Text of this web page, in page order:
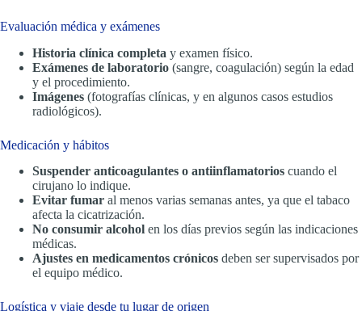
Evaluación médica y exámenes
Historia clínica completa y examen físico.
Exámenes de laboratorio (sangre, coagulación) según la edad
y el procedimiento.
Imágenes (fotografías clínicas, y en algunos casos estudios
radiológicos).
Medicación y hábitos
Suspender anticoagulantes o antiinflamatorios cuando el
cirujano lo indique.
Evitar fumar al menos varias semanas antes, ya que el tabaco
afecta la cicatrización.
No consumir alcohol en los días previos según las indicaciones
médicas.
Ajustes en medicamentos crónicos deben ser supervisados por
el equipo médico.
Logística y viaje desde tu lugar de origen